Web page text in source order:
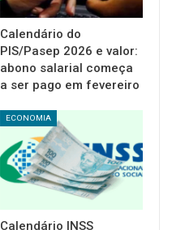
Calendário do
PIS/Pasep 2026 e valor:
abono salarial começa
a ser pago em fevereiro
ECONOMIA
Calendário INSS